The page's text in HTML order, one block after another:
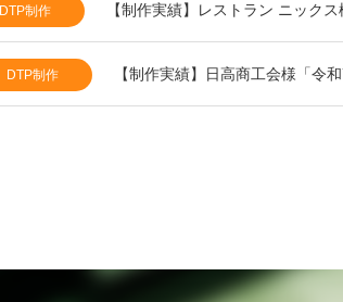
DTP制作 【制作実績】レストラン ニック
DTP制作 【制作実績】日高商工会様「令